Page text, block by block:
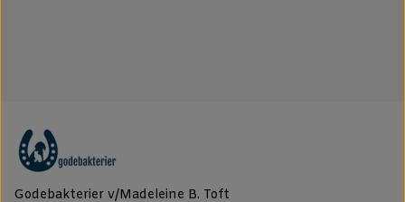
Godebakterier v/Madeleine B. Toft